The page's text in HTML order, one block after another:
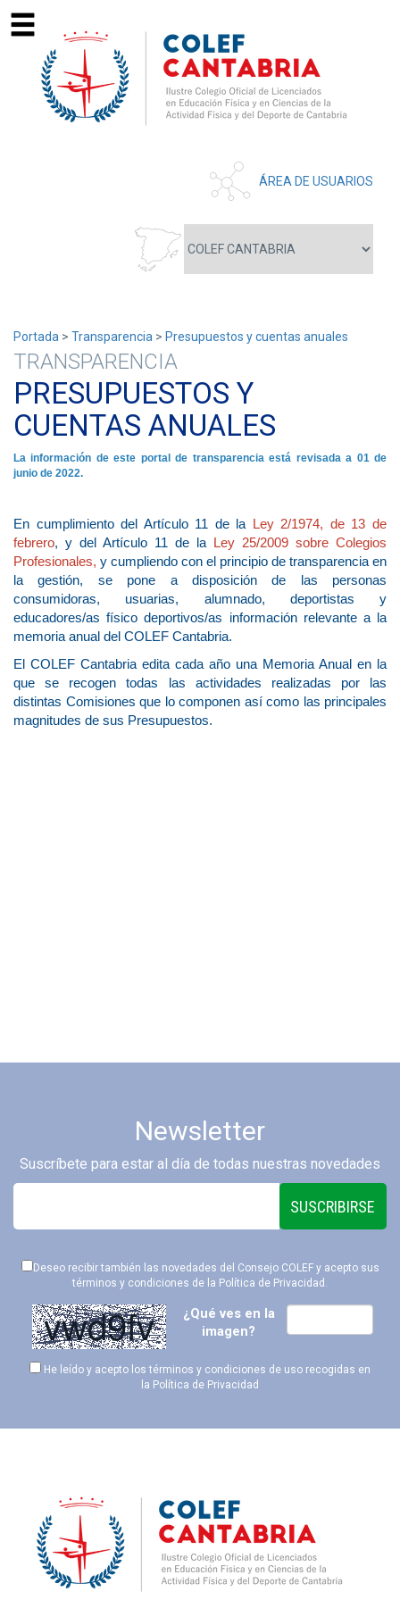
ÁREA DE USUARIOS
Portada > Transparencia > Presupuestos y cuentas anuales
TRANSPARENCIA
PRESUPUESTOS Y
CUENTAS ANUALES
La información de este portal de transparencia está revisada a 01 de
junio de 2022.
En cumplimiento del Artículo 11 de la Ley 2/1974, de 13 de
febrero, y del Artículo 11 de la Ley 25/2009 sobre Colegios
Profesionales, y cumpliendo con el principio de transparencia en
la gestión, se pone a disposición de las personas
consumidoras, usuarias, alumnado, deportistas y
educadores/as físico deportivos/as información relevante a la
memoria anual del COLEF Cantabria.
El COLEF Cantabria edita cada año una Memoria Anual en la
que se recogen todas las actividades realizadas por las
distintas Comisiones que lo componen así como las principales
magnitudes de sus Presupuestos.
Newsletter
Suscríbete para estar al día de todas nuestras novedades
SUSCRIBIRSE
Deseo recibir también las novedades del Consejo COLEF y acepto sus
términos y condiciones de la Política de Privacidad .
¿Qué ves en la
imagen?
He leído y acepto los términos y condiciones de uso recogidas en
la Política de Privacidad